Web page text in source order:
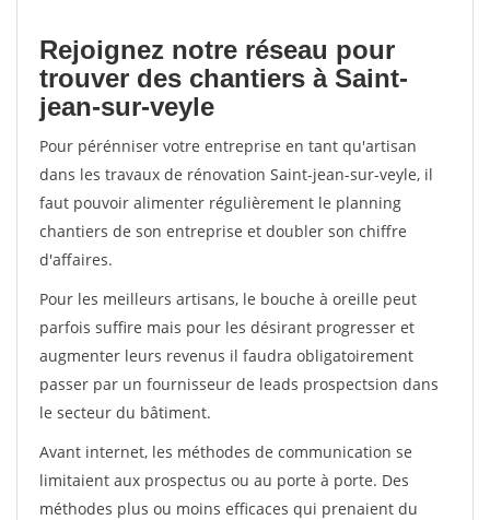
Rejoignez notre réseau pour
trouver des chantiers à Saint-
jean-sur-veyle
Pour pérénniser votre entreprise en tant qu'artisan
dans les travaux de rénovation Saint-jean-sur-veyle, il
faut pouvoir alimenter régulièrement le planning
chantiers de son entreprise et doubler son chiffre
d'affaires.
Pour les meilleurs artisans, le bouche à oreille peut
parfois suffire mais pour les désirant progresser et
augmenter leurs revenus il faudra obligatoirement
passer par un fournisseur de leads prospectsion dans
le secteur du bâtiment.
Avant internet, les méthodes de communication se
limitaient aux prospectus ou au porte à porte. Des
méthodes plus ou moins efficaces qui prenaient du